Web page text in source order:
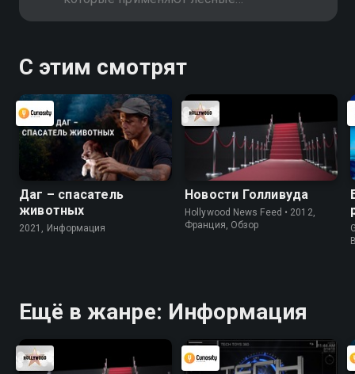
обитатели. Мы узнаем о
корневую систему или запасанию
воды в стволе
С этим смотрят
Даг – спасатель
животных
2021, Информация
Новости Голливуда
Hollywood News Feed • 2012,
Франция, Обзор
Ещё в жанре: Информация